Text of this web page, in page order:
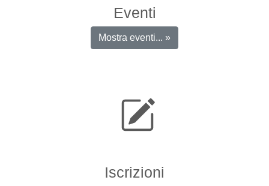
Eventi
Mostra eventi... »
Iscrizioni